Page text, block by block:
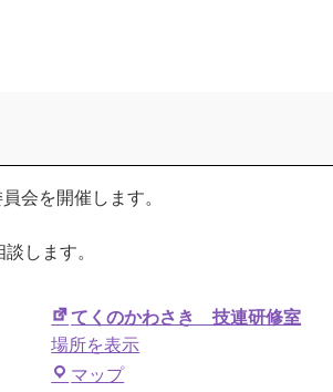
会を開催します。
します。
てくのかわさき 技連研修室
場所を表示
マップて